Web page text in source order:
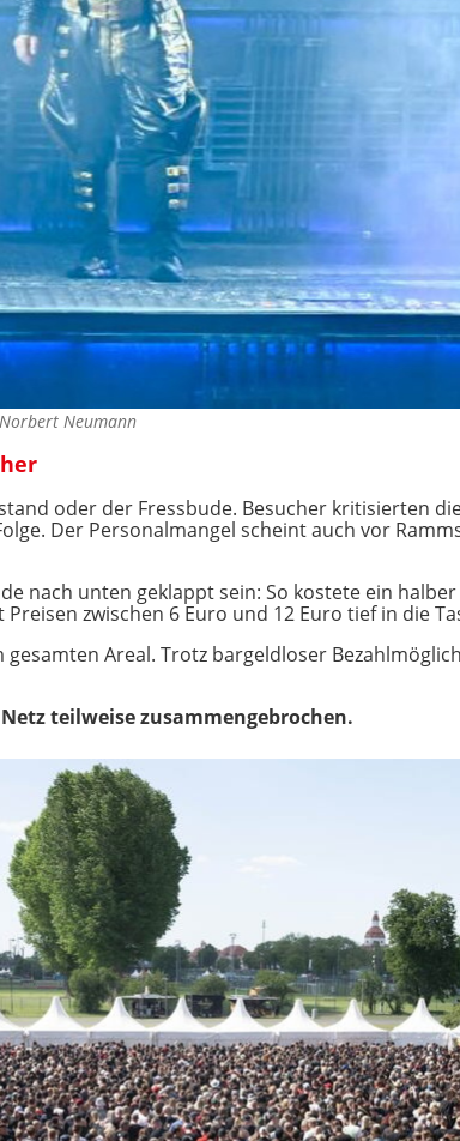
Norbert Neumann
oder der Fressbude. Besucher kritisierten
Der Personalmangel scheint auch vor
nach unten geklappt sein: So kostete ein
zwischen 6 Euro und 12 Euro tief in die
Areal. Trotz bargeldloser
teilweise zusammengebrochen.